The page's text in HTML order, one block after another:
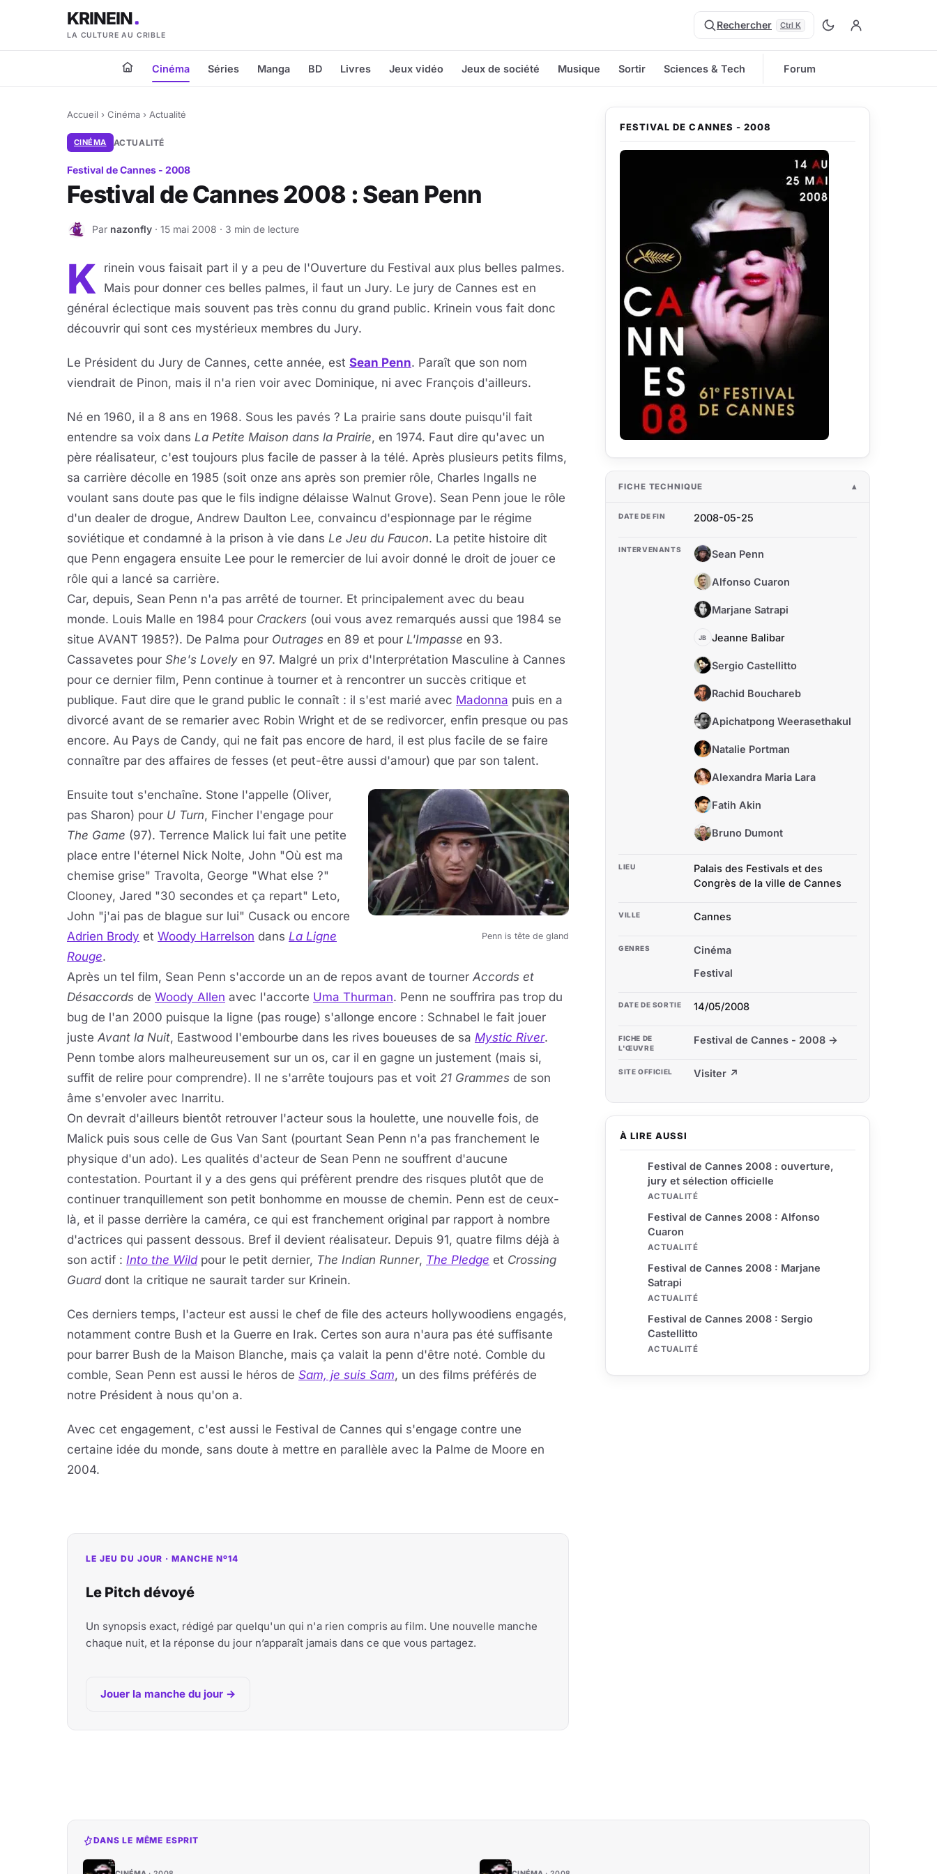
KRINEIN
LA CULTURE AU CRIBLE
Rechercher Ctrl K
Cinéma Séries Manga BD Livres Jeux vidéo Jeux de société Musique Sortir Sciences & Tech Forum
Accueil › Cinéma › Actualité
CINÉMA ACTUALITÉ
Festival de Cannes - 2008
Festival de Cannes 2008 : Sean Penn
N Par nazonfly · 15 mai 2008 · 3 min de lecture
K rinein vous faisait part il y a peu de l'Ouverture du Festival aux plus belles palmes.
Mais pour donner ces belles palmes, il faut un Jury. Le jury de Cannes est en
général éclectique mais souvent pas très connu du grand public. Krinein vous fait donc
découvrir qui sont ces mystérieux membres du Jury.
Le Président du Jury de Cannes, cette année, est Sean Penn. Paraît que son nom
viendrait de Pinon, mais il n'a rien voir avec Dominique, ni avec François d'ailleurs.
Né en 1960, il a 8 ans en 1968. Sous les pavés ? La prairie sans doute puisqu'il fait
entendre sa voix dans La Petite Maison dans la Prairie, en 1974. Faut dire qu'avec un
père réalisateur, c'est toujours plus facile de passer à la télé. Après plusieurs petits films,
sa carrière décolle en 1985 (soit onze ans après son premier rôle, Charles Ingalls ne
voulant sans doute pas que le fils indigne délaisse Walnut Grove). Sean Penn joue le rôle
d'un dealer de drogue, Andrew Daulton Lee, convaincu d'espionnage par le régime
soviétique et condamné à la prison à vie dans Le Jeu du Faucon. La petite histoire dit
que Penn engagera ensuite Lee pour le remercier de lui avoir donné le droit de jouer ce
rôle qui a lancé sa carrière.
Car, depuis, Sean Penn n'a pas arrêté de tourner. Et principalement avec du beau
monde. Louis Malle en 1984 pour Crackers (oui vous avez remarqués aussi que 1984 se
situe AVANT 1985?). De Palma pour Outrages en 89 et pour L'Impasse en 93.
Cassavetes pour She's Lovely en 97. Malgré un prix d'Interprétation Masculine à Cannes
pour ce dernier film, Penn continue à tourner et à rencontrer un succès critique et
publique. Faut dire que le grand public le connaît : il s'est marié avec Madonna puis en a
divorcé avant de se remarier avec Robin Wright et de se redivorcer, enfin presque ou pas
encore. Au Pays de Candy, qui ne fait pas encore de hard, il est plus facile de se faire
connaître par des affaires de fesses (et peut-être aussi d'amour) que par son talent.
Penn is tête de gland
Ensuite tout s'enchaîne. Stone l'appelle (Oliver,
pas Sharon) pour U Turn, Fincher l'engage pour
The Game (97). Terrence Malick lui fait une petite
place entre l'éternel Nick Nolte, John "Où est ma
chemise grise" Travolta, George "What else ?"
Clooney, Jared "30 secondes et ça repart" Leto,
John "j'ai pas de blague sur lui" Cusack ou encore
Adrien Brody et Woody Harrelson dans La Ligne
Rouge.
Après un tel film, Sean Penn s'accorde un an de repos avant de tourner Accords et
Désaccords de Woody Allen avec l'accorte Uma Thurman. Penn ne souffrira pas trop du
bug de l'an 2000 puisque la ligne (pas rouge) s'allonge encore : Schnabel le fait jouer
juste Avant la Nuit, Eastwood l'embourbe dans les rives boueuses de sa Mystic River.
Penn tombe alors malheureusement sur un os, car il en gagne un justement (mais si,
suffit de relire pour comprendre). Il ne s'arrête toujours pas et voit 21 Grammes de son
âme s'envoler avec Inarritu.
On devrait d'ailleurs bientôt retrouver l'acteur sous la houlette, une nouvelle fois, de
Malick puis sous celle de Gus Van Sant (pourtant Sean Penn n'a pas franchement le
physique d'un ado). Les qualités d'acteur de Sean Penn ne souffrent d'aucune
contestation. Pourtant il y a des gens qui préfèrent prendre des risques plutôt que de
continuer tranquillement son petit bonhomme en mousse de chemin. Penn est de ceux-
là, et il passe derrière la caméra, ce qui est franchement original par rapport à nombre
d'actrices qui passent dessous. Bref il devient réalisateur. Depuis 91, quatre films déjà à
son actif : Into the Wildpour le petit dernier, The Indian Runner, The Pledge et Crossing
Guarddont la critique ne saurait tarder sur Krinein.
Ces derniers temps, l'acteur est aussi le chef de file des acteurs hollywoodiens engagés,
notamment contre Bush et la Guerre en Irak. Certes son aura n'aura pas été suffisante
pour barrer Bush de la Maison Blanche, mais ça valait la penn d'être noté. Comble du
comble, Sean Penn est aussi le héros de Sam, je suis Sam, un des films préférés de
notre Président à nous qu'on a.
Avec cet engagement, c'est aussi le Festival de Cannes qui s'engage contre une
certaine idée du monde, sans doute à mettre en parallèle avec la Palme de Moore en
2004.
LE JEU DU JOUR · MANCHE Nº14
Le Pitch dévoyé
Un synopsis exact, rédigé par quelqu'un qui n'a rien compris au film. Une nouvelle manche
chaque nuit, et la réponse du jour n’apparaît jamais dans ce que vous partagez.
Jouer la manche du jour →
À LIRE AUSSI
Festival de Cannes 2008 : ouverture,
jury et sélection officielle
ACTUALITÉ
Festival de Cannes 2008 : Alfonso
Cuaron
ACTUALITÉ
Festival de Cannes 2008 : Marjane
Satrapi
ACTUALITÉ
Festival de Cannes 2008 : Sergio
Castellitto
ACTUALITÉ
FESTIVAL DE CANNES - 2008
FICHE TECHNIQUE
DATE DE FIN 2008-05-25
INTERVENANTS SP Sean Penn
AC Alfonso Cuaron
MS Marjane Satrapi
JB Jeanne Balibar
SC Sergio Castellitto
RB Rachid Bouchareb
AW Apichatpong Weerasethakul
NP Natalie Portman
AM Alexandra Maria Lara
FA Fatih Akin
BD Bruno Dumont
LIEU
Palais des Festivals et des
Congrès de la ville de Cannes
VILLE Cannes
GENRES
Cinéma
Festival
DATE DE SORTIE 14/05/2008
FICHE DE
L'ŒUVRE
Festival de Cannes - 2008 →
SITE OFFICIEL Visiter ↗
DANS LE MÊME ESPRIT